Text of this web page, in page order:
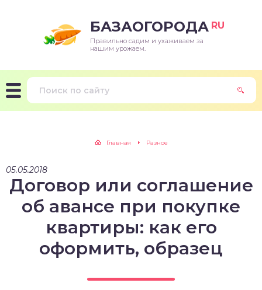
БАЗАОГОРОДА RU
Правильно садим и ухаживаем за
нашим урожаем.
Главная Разное
05.05.2018
Договор или соглашение
об авансе при покупке
квартиры: как его
оформить, образец